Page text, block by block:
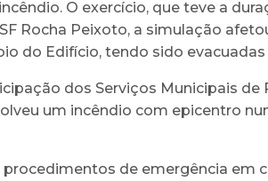
O exercício, que teve a
Rocha Peixoto, a simulação
do Edifício, tendo sido
dos Serviços Municipais
um incêndio com epicentro
de emergência em